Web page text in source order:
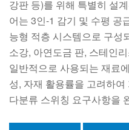
강판 등)를 위해 특별히 설
어는 3인-1 감기 및 수평 공
능형 적층 시스템으로 구성
소강, 아연도금 판, 스테인
일반적으로 사용되는 재료
성, 자재 활용률을 고려하
다분류 스위칭 요구사항을